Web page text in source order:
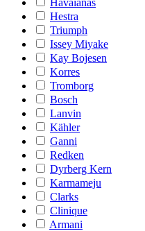
Havaianas
Hestra
Triumph
Issey Miyake
Kay Bojesen
Korres
Tromborg
Bosch
Lanvin
Kähler
Ganni
Redken
Dyrberg Kern
Karmameju
Clarks
Clinique
Armani